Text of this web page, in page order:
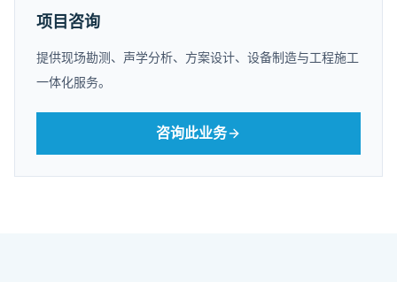
项目咨询
提供现场勘测、声学分析、方案设计、设备制造与工程施工
一体化服务。
咨询此业务